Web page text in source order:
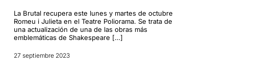
La Brutal recupera este lunes y martes de octubre
Romeu i Julieta en el Teatre Poliorama. Se trata de
una actualización de una de las obras más
emblemáticas de Shakespeare […]
27 septiembre 2023